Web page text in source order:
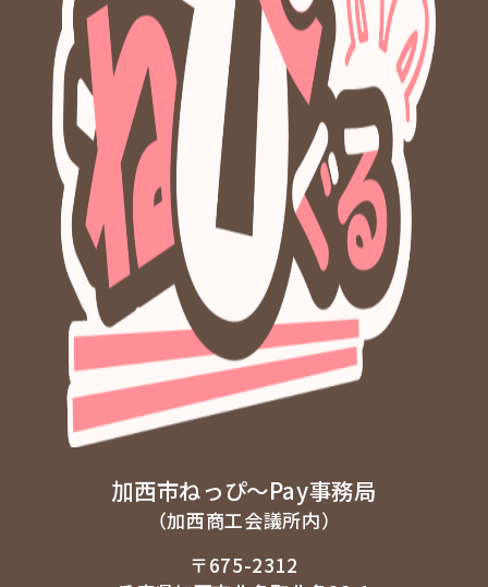
加西市ねっぴ～Pay事務局
（加西商工会議所内）
〒675-2312